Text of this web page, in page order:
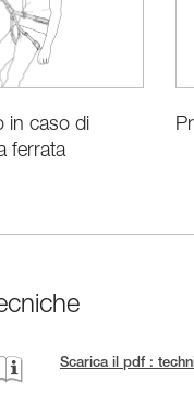
in caso di
ferrata
Scarica il pdf :